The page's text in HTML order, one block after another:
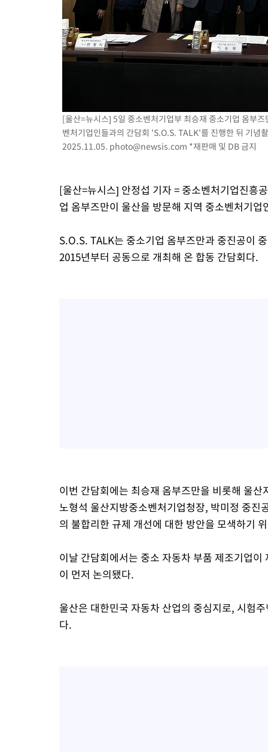
온열질환 사망자 3명 늘어…누적 환자 3000명 돌파
강릉에 시간당 81.4㎜ 물폭탄…도로 잠기고 담벼락 붕괴
백운산서 80년근 천종산삼 9뿌리 발견…감정가 1.3억원
선재도서 해루질 나섰다 실종 60대, 닷새 만에 숨진 채 발견
축구협회 "압수수색·성접대 논란 사과…쇄신의 기회로 삼겠다"
[속보]'압수수색·성접대 논란' 축구협회 "실망과 걱정 안겨드려
[울산=뉴시스] 5일 중소벤처기업부 최승재 중소기업 옴부
벤처기업인들과의 간담회 'S.O.S. TALK'를 진행한 뒤 기념
2025.11.05. photo@newsis.com *재판매 및 DB 금지
[울산=뉴시스] 안정섭 기자 = 중소벤처기업진흥
업 옴부즈만이 울산을 방문해 지역 중소벤처기
S.O.S. TALK는 중소기업 옴부즈만과 중진공이
2015년부터 공동으로 개최해 온 합동 간담회다.
이번 간담회에는 최승재 옴부즈만을 비롯해 울
노형석 울산지방중소벤처기업청장, 박미정 중진
의 불합리한 규제 개선에 대한 방안을 모색하기
이날 간담회에서는 중소 자동차 부품 제조기업
이 먼저 논의됐다.
울산은 대한민국 자동차 산업의 중심지로, 시험
다.